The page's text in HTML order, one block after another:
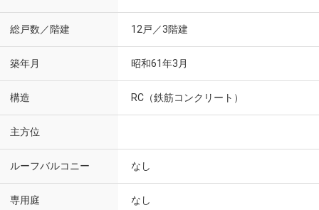
総戸数／階建 12戸／3階建
築年月 昭和61年3月
構造 RC（鉄筋コンクリート）
主方位
ルーフバルコニー なし
専用庭 なし